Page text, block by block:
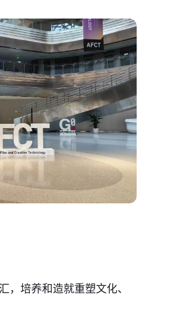
，培养和造就重塑文化、